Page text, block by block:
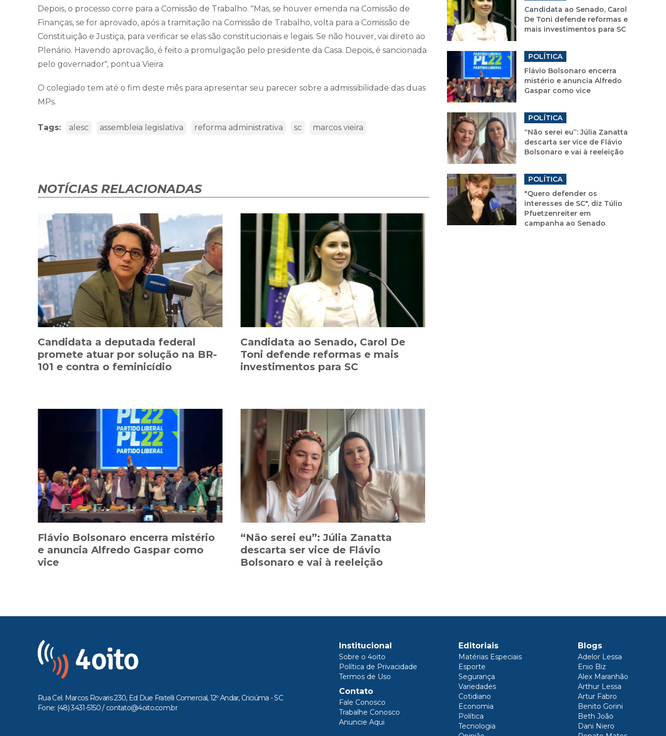
Depois, o processo corre para a Comissão de Trabalho. "Mas, se houver emenda na Comissão de
Finanças, se for aprovado, após a tramitação na Comissão de Trabalho, volta para a Comissão de
Constituição e Justiça, para verificar se elas são constitucionais e legais. Se não houver, vai direto ao
Plenário. Havendo aprovação, é feito a promulgação pelo presidente da Casa. Depois, é sancionada
pelo governador", pontua Vieira.
O colegiado tem até o fim deste mês para apresentar seu parecer sobre a admissibilidade das duas
MPs.
Tags: alesc assembleia legislativa reforma administrativa sc marcos vieira
NOTÍCIAS RELACIONADAS
Candidata a deputada federal
promete atuar por solução na BR-
101 e contra o feminicídio
Candidata ao Senado, Carol De
Toni defende reformas e mais
investimentos para SC
Flávio Bolsonaro encerra mistério
e anuncia Alfredo Gaspar como
vice
“Não serei eu”: Júlia Zanatta
descarta ser vice de Flávio
Bolsonaro e vai à reeleição
Candidata ao Senado, Carol
De Toni defende reformas e
mais investimentos para SC
POLÍTICA
Flávio Bolsonaro encerra
mistério e anuncia Alfredo
Gaspar como vice
POLÍTICA
“Não serei eu”: Júlia Zanatta
descarta ser vice de Flávio
Bolsonaro e vai à reeleição
POLÍTICA
"Quero defender os
interesses de SC", diz Túlio
Pfuetzenreiter em
campanha ao Senado
Rua Cel. Marcos Rovaris 230, Ed Due Fratelli Comercial, 12º Andar, Criciúma - SC
Fone: (48) 3431-5150 / contato@4oito.com.br
Institucional
Sobre o 4oito
Política de Privacidade
Termos de Uso
Contato
Fale Conosco
Trabalhe Conosco
Anuncie Aqui
Editoriais
Matérias Especiais
Esporte
Segurança
Variedades
Cotidiano
Economia
Política
Tecnologia
Blogs
Adelor Lessa
Enio Biz
Alex Maranhão
Arthur Lessa
Artur Fabro
Benito Gorini
Beth João
Dani Niero